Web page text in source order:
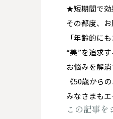
★短期間で効
その都度、
「年齢的に
“美”を追求
お悩みを解
《50歳から
みなさまも
この記事を